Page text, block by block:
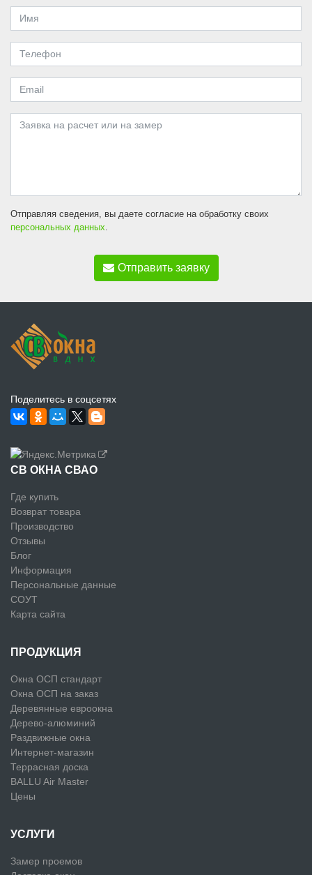
Отправляя сведения, вы даете согласие на обработку своих
персональных данных
Отправить заявку
Поделитесь в соцсетях
СВ ОКНА СВАО
Где купить
Возврат товара
Производство
Отзывы
Блог
Информация
Персональные данные
СОУТ
Карта сайта
ПРОДУКЦИЯ
Окна ОСП стандарт
Окна ОСП на заказ
Деревянные евроокна
Дерево-алюминий
Раздвижные окна
Интернет-магазин
Террасная доска
BALLU Air Master
Цены
УСЛУГИ
Замер проемов